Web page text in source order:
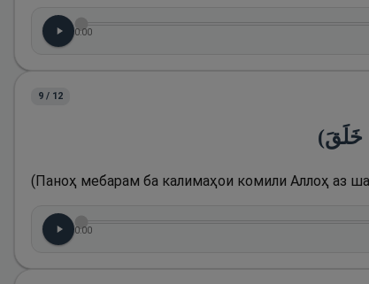
0:00
9/ 12
خَلَقَ)
(Паноҳ мебарам ба калимаҳои комили Аллоҳ аз
0:00